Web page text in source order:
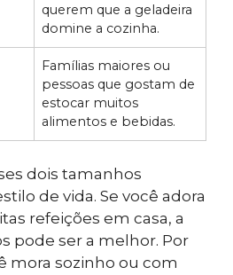
querem que a geladeira
domine a cozinha.
Famílias maiores ou
pessoas que gostam de
estocar muitos
alimentos e bebidas.
dois tamanhos
de vida. Se você adora
refeições em casa, a
pode ser a melhor. Por
mora sozinho ou com